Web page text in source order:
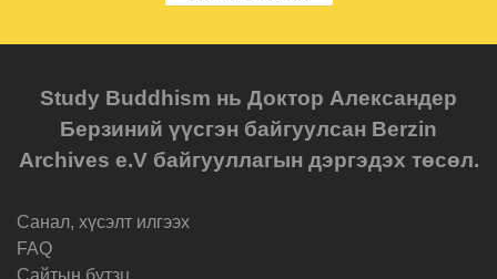
Study Buddhism нь Доктор Александер
Берзиний үүсгэн байгуулсан Berzin
Archives e.V байгууллагын дэргэдэх төсөл.
Санал, хүсэлт илгээх
FAQ
Cайтын бүтзц